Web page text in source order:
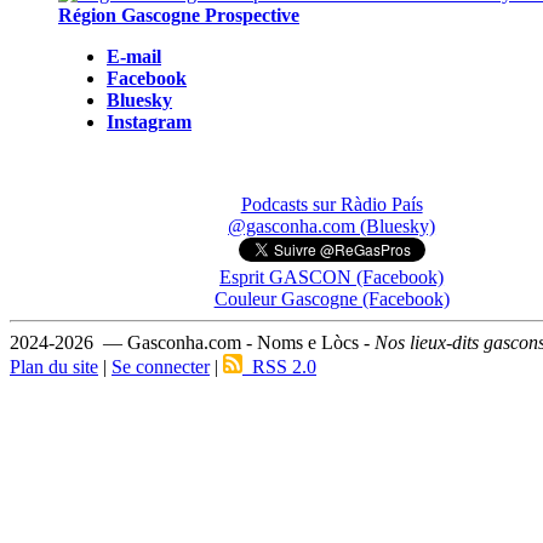
Région Gascogne Prospective
E-mail
Facebook
Bluesky
Instagram
Podcasts sur Ràdio País
@gasconha.com (Bluesky)
Esprit GASCON (Facebook)
Couleur Gascogne (Facebook)
2024-2026 — Gasconha.com - Noms e Lòcs - Nos lieux-dits
Plan du site | Se connecter| RSS 2.0